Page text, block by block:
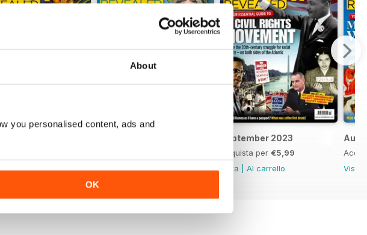
About
you personalised content, ads and
OK
Al carrello
Vista|Al carrello
September 2023
Acquista per €5,99
Vista
Al carrello
Vista